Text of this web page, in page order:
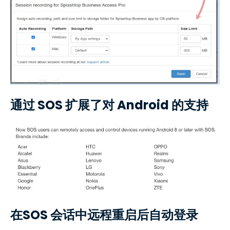
通过 SOS 扩展了对 Android 的支持
在SOS 会话中远程重启后自动登录